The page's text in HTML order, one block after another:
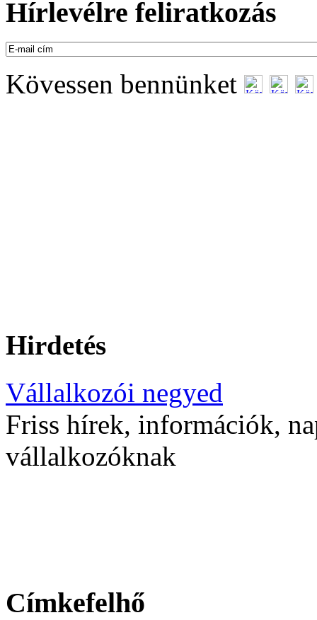
Hírlevélre feliratkozás
Kövessen bennünket
Hirdetés
Vállalkozói negyed
Friss hírek, információk,
vállalkozóknak
Címkefelhő